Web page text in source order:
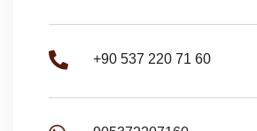
+90 537 220 71 60